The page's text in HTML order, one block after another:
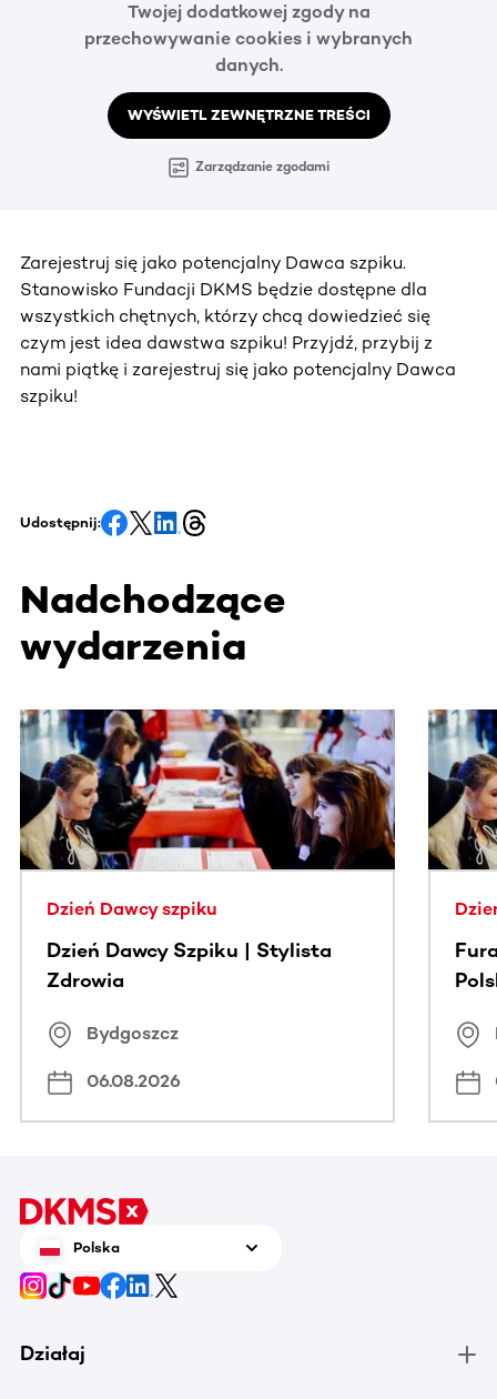
Twojej dodatkowej zgody na
przechowywanie cookies i wybranych
danych.
WYŚWIETL ZEWNĘTRZNE TREŚCI
Zarządzanie zgodami
Zarejestruj się jako potencjalny Dawca szpiku.
Stanowisko Fundacji DKMS będzie dostępne dla
wszystkich chętnych, którzy chcą dowiedzieć się
czym jest idea dawstwa szpiku! Przyjdź, przybij z
nami piątkę i zarejestruj się jako potencjalny Dawca
szpiku!
Udostępnij:
Nadchodzące
wydarzenia
Ta sekcja zawiera treści przewijane w poziomie. Użyj
Dzień Dawcy szpiku
Dzień Dawcy Szpiku | Stylista
Zdrowia
Bydgoszcz
06.08.2026
Polska
Działaj